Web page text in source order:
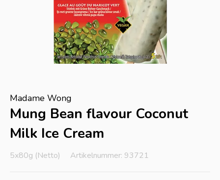
Madame Wong
Mung Bean flavour Coconut
Milk Ice Cream
5x80g (Netto) Artikelnummer: 93721